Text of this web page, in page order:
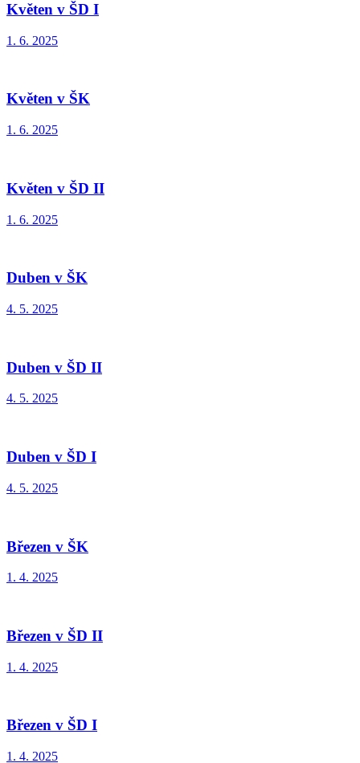
Květen v ŠD I
1. 6. 2025
Květen v ŠK
1. 6. 2025
Květen v ŠD II
1. 6. 2025
Duben v ŠK
4. 5. 2025
Duben v ŠD II
4. 5. 2025
Duben v ŠD I
4. 5. 2025
Březen v ŠK
1. 4. 2025
Březen v ŠD II
1. 4. 2025
Březen v ŠD I
1. 4. 2025